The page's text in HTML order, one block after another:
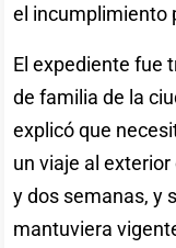
el incumplimiento
El expediente fue
de familia de la
explicó que
un viaje al
y dos semanas, y
mantuviera